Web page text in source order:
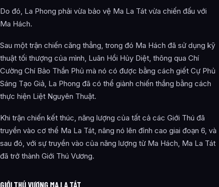
Do đó, La Phong phải vừa bảo vệ Ma La Tát vừa chiến đấu với
Ma Hách.
Sau một trận chiến căng thẳng, trong đó Ma Hách đã sử dụng kỹ
thuật tối thượng của mình, Luân Hồi Hủy Diệt, thông qua Chí
Cường Chí Bảo Thần Phủ mà nó có được bằng cách giết Cự Phủ
Sáng Tạo Giả, La Phong đã có thể giành chiến thắng bằng cách
thực hiện Liệt Nguyên Thuật.
Khi trận chiến kết thúc, năng lượng của tất cả các Giới Thú đã
truyền vào cơ thể Ma La Tát, nâng nó lên đỉnh cao giai đoạn 6, và
sau đó, với sự truyền vào của năng lượng từ Ma Hách, Ma La Tát
đã trở thành Giới Thú Vương.
GIỚI THÚ VƯƠNG MA LA TÁT